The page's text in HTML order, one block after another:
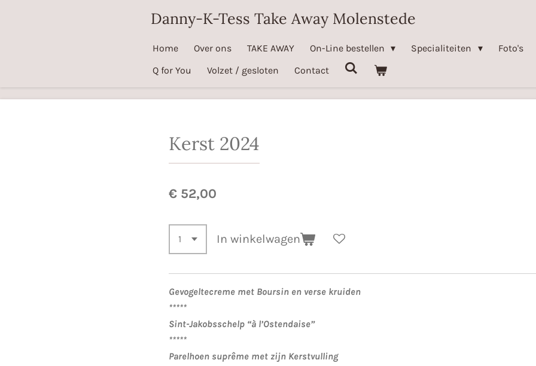
Danny-K-Tess Take Away Molenstede
Home Over ons TAKE AWAY On-Line bestellen Specialiteiten Foto's
Q for You
Volzet / gesloten Contact
Kerst 2024
€ 52,00
In winkelwagen
Gevogeltecreme met Boursin en verse kruiden
*****
Sint-Jakobsschelp “à l’Ostendaise”
*****
Parelhoen suprême met zijn Kerstvulling